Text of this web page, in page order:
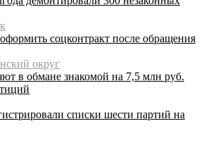
соцконтракт после обращения
округ
в обмане знакомой на 7,5 млн руб.
списки шести партий на